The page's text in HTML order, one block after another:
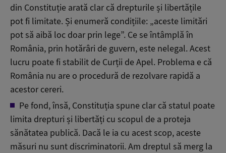
din Constituție arată clar că drepturile și libertățile
pot fi limitate. Și enumeră condițiile: „aceste limitări
pot să aibă loc doar prin lege”. Ce se întâmplă în
România, prin hotărâri de guvern, este nelegal. Acest
lucru poate fi stabilit de Curții de Apel. Problema e că
România nu are o procedură de rezolvare rapidă a
acestor cereri.
Pe fond, însă, Constituția spune clar că statul poate
limita drepturi și libertăți cu scopul de a proteja
sănătatea publică. Dacă le ia cu acest scop, aceste
măsuri nu sunt discriminatorii. Am dreptul să merg la